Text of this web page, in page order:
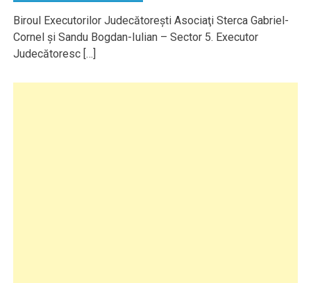
Biroul Executorilor Judecătoreşti Asociaţi Sterca Gabriel-
Cornel şi Sandu Bogdan-Iulian – Sector 5. Executor
Judecătoresc […]